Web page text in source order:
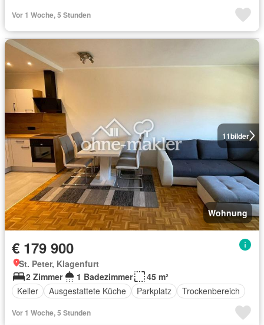
Vor 1 Woche, 5 Stunden
11bilder
Wohnung
€ 179 900
St. Peter, Klagenfurt
2 Zimmer
1 Badezimmer
45 m²
Keller
Ausgestattete Küche Parkplatz Trockenbereich
Vor 1 Woche, 5 Stunden